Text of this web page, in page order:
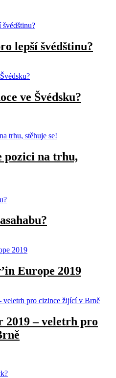
lepší švédštinu?
ve Švédsku?
pozici na trhu,
Europe 2019
– veletrh pro